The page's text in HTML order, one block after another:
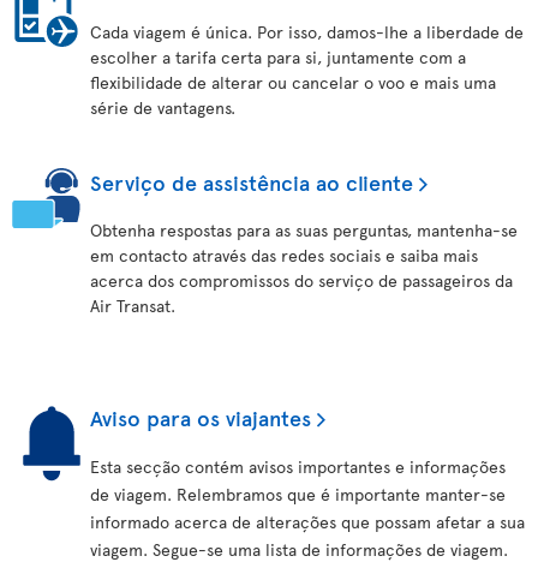
Cada viagem é única. Por isso, damos-lhe a liberdade de
escolher a tarifa certa para si, juntamente com a
flexibilidade de alterar ou cancelar o voo e mais uma
série de vantagens.
Serviço de assistência ao cliente
Obtenha respostas para as suas perguntas, mantenha-se
em contacto através das redes sociais e saiba mais
acerca dos compromissos do serviço de passageiros da
Air Transat.
Aviso para os viajantes
Esta secção contém avisos importantes e informações
de viagem. Relembramos que é importante manter-se
informado acerca de alterações que possam afetar a sua
viagem. Segue-se uma lista de informações de viagem.